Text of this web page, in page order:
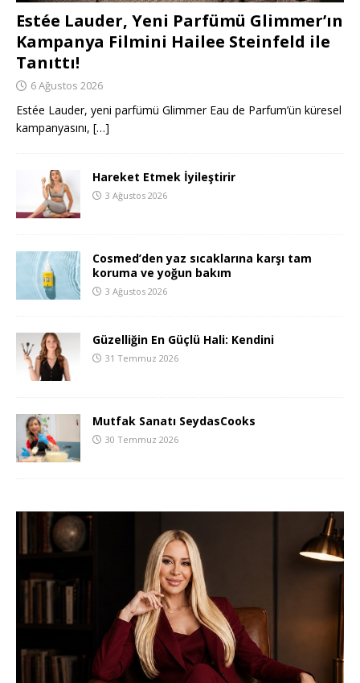
Estée Lauder, Yeni Parfümü Glimmer’ın
Kampanya Filmini Hailee Steinfeld ile
Tanıttı!
6 Ağustos 2026
Estée Lauder, yeni parfümü Glimmer Eau de Parfum’ün küresel
kampanyasını, […]
Hareket Etmek İyileştirir
3 Ağustos 2026
Cosmed’den yaz sıcaklarına karşı tam
koruma ve yoğun bakım
3 Ağustos 2026
Güzelliğin En Güçlü Hali: Kendini
31 Temmuz 2026
Mutfak Sanatı SeydasCooks
30 Temmuz 2026